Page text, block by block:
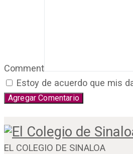
Comment
Estoy de acuerdo que mis
EL COLEGIO DE SINALOA